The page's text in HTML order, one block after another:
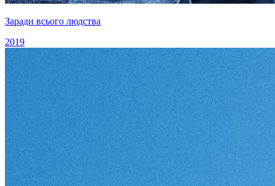
Заради всього людства
2019